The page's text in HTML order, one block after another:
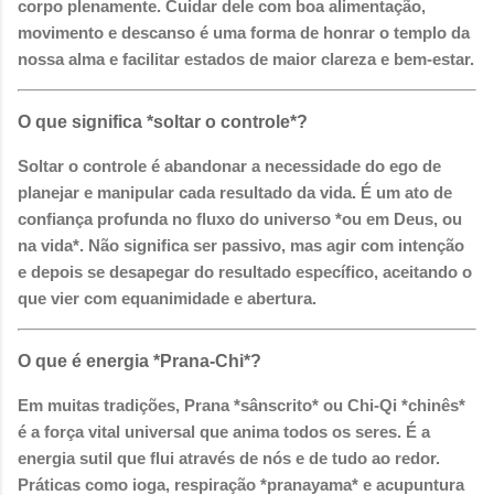
corpo plenamente. Cuidar dele com boa alimentação,
movimento e descanso é uma forma de honrar o templo da
nossa alma e facilitar estados de maior clareza e bem-estar.
O que significa *soltar o controle*?
Soltar o controle é abandonar a necessidade do ego de
planejar e manipular cada resultado da vida. É um ato de
confiança profunda no fluxo do universo *ou em Deus, ou
na vida*. Não significa ser passivo, mas agir com intenção
e depois se desapegar do resultado específico, aceitando o
que vier com equanimidade e abertura.
O que é energia *Prana-Chi*?
Em muitas tradições, Prana *sânscrito* ou Chi-Qi *chinês*
é a força vital universal que anima todos os seres. É a
energia sutil que flui através de nós e de tudo ao redor.
Práticas como ioga, respiração *pranayama* e acupuntura